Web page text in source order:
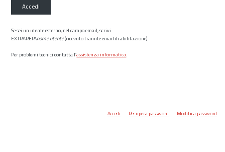
Accedi
Se sei un utente esterno, nel campo email, scrivi
EXTRARER\nome utente(ricevuto tramite email di abilitazione)
Per problemi tecnici contatta l’assistenza informatica.
Accedi Recupera password Modifica password